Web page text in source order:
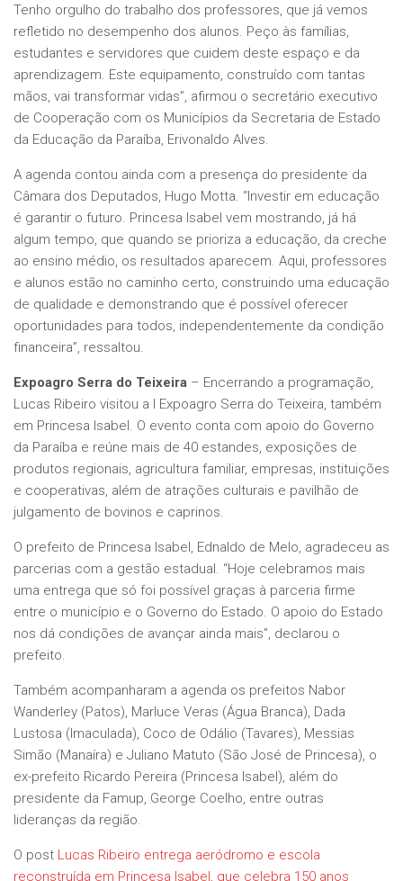
Tenho orgulho do trabalho dos professores, que já vemos
refletido no desempenho dos alunos. Peço às famílias,
estudantes e servidores que cuidem deste espaço e da
aprendizagem. Este equipamento, construído com tantas
mãos, vai transformar vidas”, afirmou o secretário executivo
de Cooperação com os Municípios da Secretaria de Estado
da Educação da Paraíba, Erivonaldo Alves.
A agenda contou ainda com a presença do presidente da
Câmara dos Deputados, Hugo Motta. “Investir em educação
é garantir o futuro. Princesa Isabel vem mostrando, já há
algum tempo, que quando se prioriza a educação, da creche
ao ensino médio, os resultados aparecem. Aqui, professores
e alunos estão no caminho certo, construindo uma educação
de qualidade e demonstrando que é possível oferecer
oportunidades para todos, independentemente da condição
financeira”, ressaltou.
Expoagro Serra do Teixeira – Encerrando a programação,
Lucas Ribeiro visitou a I Expoagro Serra do Teixeira, também
em Princesa Isabel. O evento conta com apoio do Governo
da Paraíba e reúne mais de 40 estandes, exposições de
produtos regionais, agricultura familiar, empresas, instituições
e cooperativas, além de atrações culturais e pavilhão de
julgamento de bovinos e caprinos.
O prefeito de Princesa Isabel, Ednaldo de Melo, agradeceu as
parcerias com a gestão estadual. “Hoje celebramos mais
uma entrega que só foi possível graças à parceria firme
entre o município e o Governo do Estado. O apoio do Estado
nos dá condições de avançar ainda mais”, declarou o
prefeito.
Também acompanharam a agenda os prefeitos Nabor
Wanderley (Patos), Marluce Veras (Água Branca), Dada
Lustosa (Imaculada), Coco de Odálio (Tavares), Messias
Simão (Manaíra) e Juliano Matuto (São José de Princesa), o
ex-prefeito Ricardo Pereira (Princesa Isabel), além do
presidente da Famup, George Coelho, entre outras
lideranças da região.
O post Lucas Ribeiro entrega aeródromo e escola
reconstruída em Princesa Isabel, que celebra 150 anos